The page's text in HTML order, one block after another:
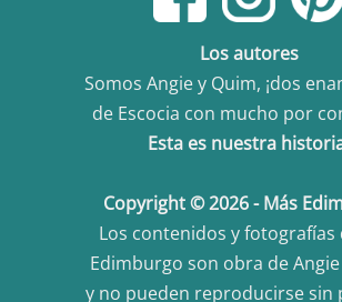
Los autores
Somos Angie y Quim, ¡dos
de Escocia con mucho por
Esta es nuestra
Copyright © 2026 - Más
Los contenidos y fotografías
Edimburgo son obra de Angie
y no pueden reproducirse sin